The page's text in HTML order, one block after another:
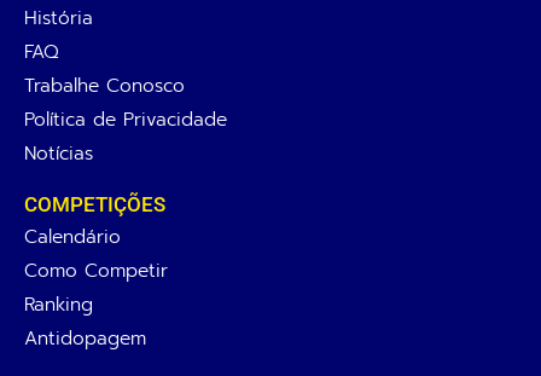
História
FAQ
Trabalhe Conosco
Política de Privacidade
Notícias
COMPETIÇÕES
Calendário
Como Competir
Ranking
Antidopagem